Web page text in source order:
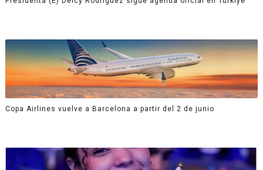
Copa Airlines vuelve a Barcelona a partir del 2 de junio